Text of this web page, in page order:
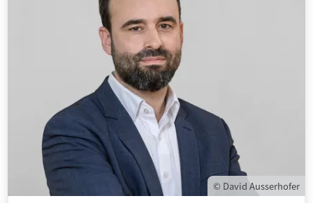
© David Ausserhofer